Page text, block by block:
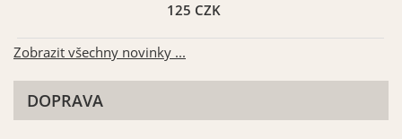
Vybrat
125 CZK
Zobrazit všechny novinky ...
DOPRAVA